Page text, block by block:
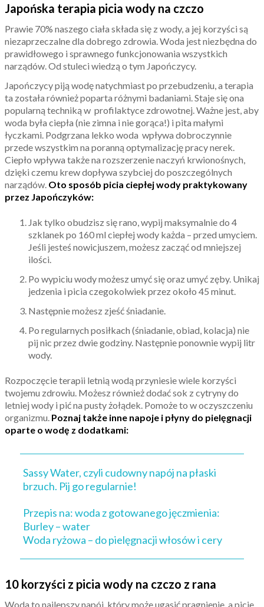
Japońska terapia picia wody na czczo
Prawie 70% naszego ciała składa się z wody, a jej korzyści są
niezaprzeczalne dla dobrego zdrowia. Woda jest niezbędna do
prawidłowego i sprawnego funkcjonowania wszystkich
narządów. Od stuleci wiedzą o tym Japończycy.
Japończycy piją wodę natychmiast po przebudzeniu, a terapia
ta została również poparta różnymi badaniami. Staje się ona
popularną techniką w profilaktyce zdrowotnej. Ważne jest, aby
woda była ciepła (nie zimna i nie gorąca!) i pita małymi
łyczkami. Podgrzana lekko woda wpływa dobroczynnie
przede wszystkim na poranną optymalizację pracy nerek.
Ciepło wpływa także na rozszerzenie naczyń krwionośnych,
dzięki czemu krew dopływa szybciej do poszczególnych
narządów. Oto sposób picia ciepłej wody praktykowany
przez Japończyków:
Jak tylko obudzisz się rano, wypij maksymalnie do 4
szklanek po 160 ml ciepłej wody każda – przed umyciem.
Jeśli jesteś nowicjuszem, możesz zacząć od mniejszej
ilości.
Po wypiciu wody możesz umyć się oraz umyć zęby. Unikaj
jedzenia i picia czegokolwiek przez około 45 minut.
Następnie możesz zjeść śniadanie.
Po regularnych posiłkach (śniadanie, obiad, kolacja) nie
pij nic przez dwie godziny. Następnie ponownie wypij litr
wody.
Rozpoczęcie terapii letnią wodą przyniesie wiele korzyści
twojemu zdrowiu. Możesz również dodać sok z cytryny do
letniej wody i pić na pusty żołądek. Pomoże to w oczyszczeniu
organizmu. Poznaj także inne napoje i płyny do pielęgnacji
oparte o wodę z dodatkami:
Sassy Water, czyli cudowny napój na płaski
brzuch. Pij go regularnie!
Przepis na: woda z gotowanego jęczmienia:
Burley – water
Woda ryżowa – do pielęgnacji włosów i cery
10 korzyści z picia wody na czczo z rana
Woda to najlepszy napój, który może ugasić pragnienie, a picie